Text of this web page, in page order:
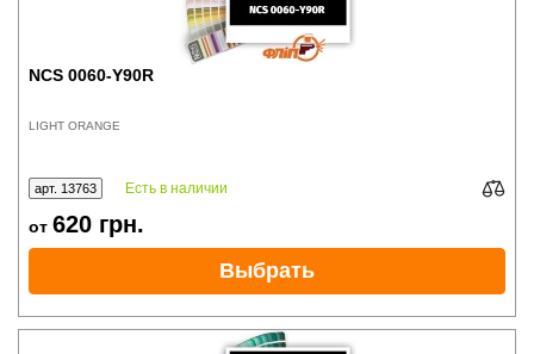
NCS 0060-Y90R
LIGHT ORANGE
арт. 13763 Есть в наличии
от 620 грн.
Выбрать